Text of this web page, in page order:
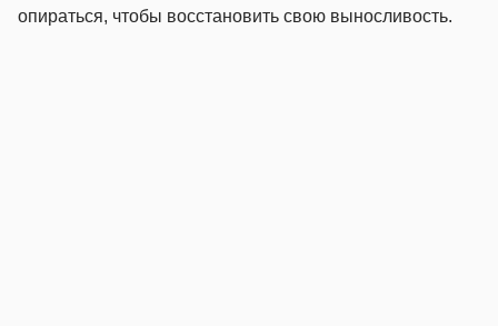
опираться, чтобы восстановить свою выносливость.